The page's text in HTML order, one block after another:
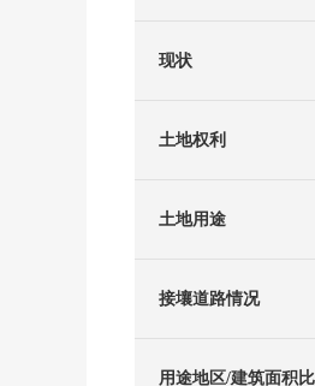
现状
土地权利
土地用途
接壤道路情况
用途地区/建筑面积